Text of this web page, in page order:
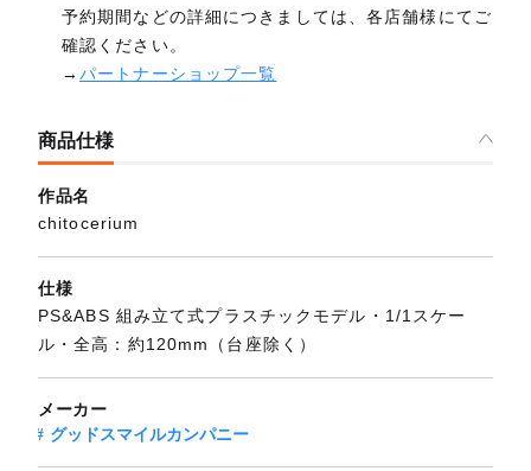
予約期間などの詳細につきましては、各店舗様にてご
確認ください。
→パートナーショップ一覧
商品仕様
作品名
chitocerium
仕様
PS&ABS 組み立て式プラスチックモデル・1/1スケー
ル・全高：約120mm（台座除く）
メーカー
グッドスマイルカンパニー